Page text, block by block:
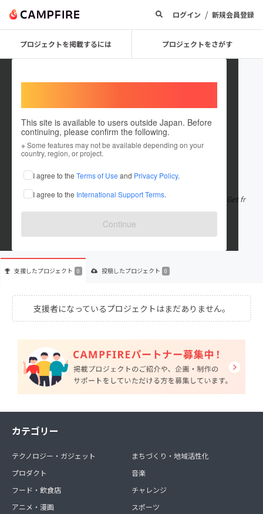
ログイン / 新規会員登録
プロジェクトを掲載するには プロジェクトをさがす
This site is available to users outside Japan. Before
continuing, please confirm the following.
※ Some features may not be available depending on your
country, region, or project.
I agree to the Terms of Use and Privacy Policy.
I agree to the International Support Terms.
Continue
vidmateofficial01
在住国：日本
出身国：日本
Vidmate Apk is a free video downloader app for Android device. Get fr
ee Mp4 & MP3 music, H もっと見る
支援したプロジェクト 0 投稿したプロジェクト 0
支援者になっているプロジェクトはまだありません。
カテゴリー
テクノロジー・ガジェット
プロダクト
フード・飲食店
アニメ・漫画
まちづくり・地域活性化
音楽
チャレンジ
スポーツ